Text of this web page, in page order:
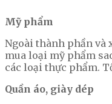
Mỹ phẩm
Ngoài thành phần và
mua loại mỹ phẩm
các loại thực phẩm.
Quần áo, giày dép